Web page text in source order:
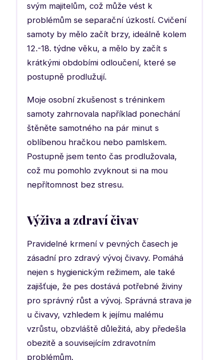
svým majitelům, což může vést k
problémům se separační úzkostí. Cvičení
samoty by mělo začít brzy, ideálně kolem
12.-18. týdne věku, a mělo by začít s
krátkými obdobími odloučení, které se
postupně prodlužují.
Moje osobní zkušenost s tréninkem
samoty zahrnovala například ponechání
štěněte samotného na pár minut s
oblíbenou hračkou nebo pamlskem.
Postupně jsem tento čas prodlužovala,
což mu pomohlo zvyknout si na mou
nepřítomnost bez stresu.
Výživa a zdraví čivav
Pravidelné krmení v pevných časech je
zásadní pro zdravý vývoj čivavy. Pomáhá
nejen s hygienickým režimem, ale také
zajišťuje, že pes dostává potřebné živiny
pro správný růst a vývoj. Správná strava je
u čivavy, vzhledem k jejímu malému
vzrůstu, obzvláště důležitá, aby předešla
obezitě a souvisejícím zdravotním
problémům.